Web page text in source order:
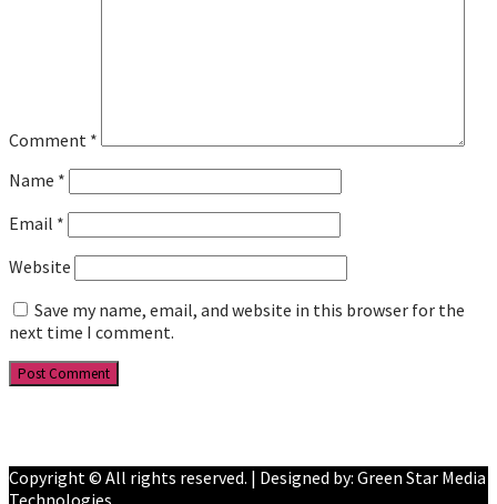
Comment *
Name *
Email *
Website
Save my name, email, and website in this browser for the
next time I comment.
Copyright © All rights reserved. | Designed by: Green Star Media